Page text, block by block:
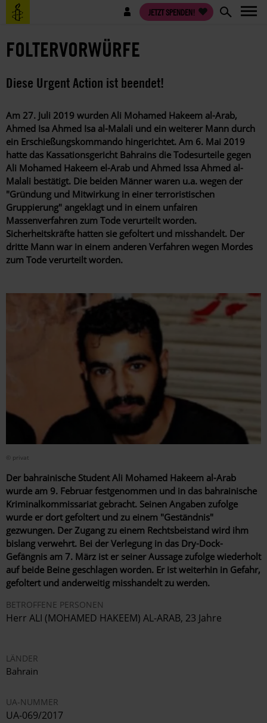
Direkt
zum
Benutzermenü JETZT SPENDEN!
FOLTERVORWÜRFE
Diese Urgent Action ist beendet!
Am 27. Juli 2019 wurden Ali Mohamed Hakeem al-Arab,
Ahmed Isa Ahmed Isa al-Malali und ein weiterer Mann durch
ein Erschießungskommando hingerichtet. Am 6. Mai 2019
hatte das Kassationsgericht Bahrains die Todesurteile gegen
Ali Mohamed Hakeem el-Arab und Ahmed Issa Ahmed al-
Malali bestätigt. Die beiden Männer waren u.a. wegen der
"Gründung und Mitwirkung in einer terroristischen
Gruppierung" angeklagt und in einem unfairen
Massenverfahren zum Tode verurteilt worden.
Sicherheitskräfte hatten sie gefoltert und misshandelt. Der
dritte Mann war in einem anderen Verfahren wegen Mordes
zum Tode verurteilt worden.
© privat
Der bahrainische Student Ali Mohamed Hakeem al-Arab
wurde am 9. Februar festgenommen und in das bahrainische
Kriminalkommissariat gebracht. Seinen Angaben zufolge
wurde er dort gefoltert und zu einem "Geständnis"
gezwungen. Der Zugang zu einem Rechtsbeistand wird ihm
bislang verwehrt. Bei der Verlegung in das Dry-Dock-
Gefängnis am 7. März ist er seiner Aussage zufolge wiederholt
auf beide Beine geschlagen worden. Er ist weiterhin in Gefahr,
gefoltert und anderweitig misshandelt zu werden.
BETROFFENE PERSONEN
Herr ALI (MOHAMED HAKEEM) AL-ARAB, 23 Jahre
LÄNDER
Bahrain
UA-NUMMER
UA-069/2017